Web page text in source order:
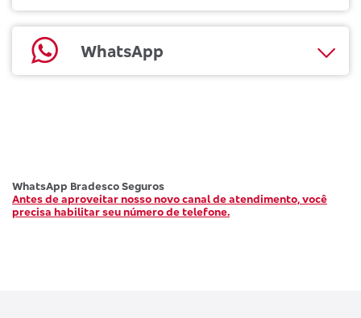
WhatsApp
WhatsApp Bradesco Seguros
Antes de aproveitar nosso novo canal de atendimento, você
precisa habilitar seu número de telefone.